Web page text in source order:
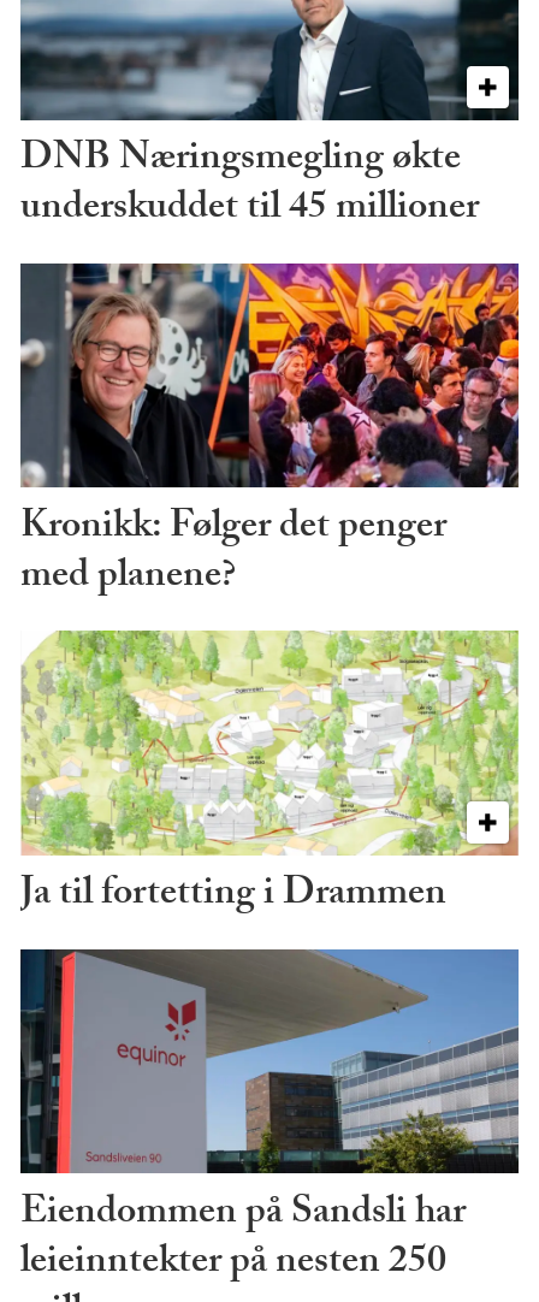
DNB Næringsmegling økte
underskuddet til 45 millioner
Kronikk: Følger det penger
med planene?
Ja til fortetting i Drammen
Eiendommen på Sandsli har
leieinntekter på nesten 250